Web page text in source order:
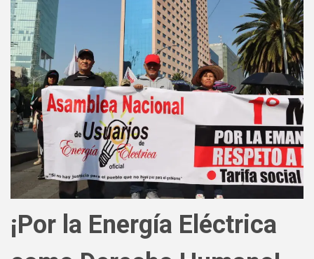
¡Por la Energía Eléctrica